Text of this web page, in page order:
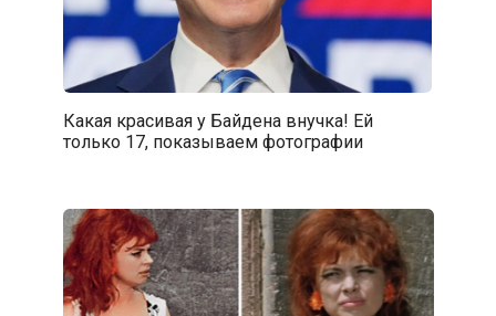
Какая красивая у Байдена внучка! Ей
только 17, показываем фотографии